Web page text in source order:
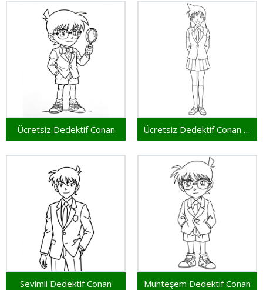
Ücretsiz Dedektif Conan Ücretsiz Dedektif Conan Yazdırılabilir
Sevimli Dedektif Conan Muhteşem Dedektif Conan